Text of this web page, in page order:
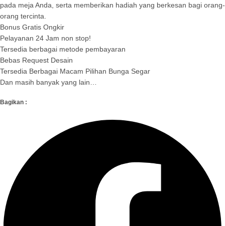
pada meja Anda, serta memberikan hadiah yang berkesan bagi orang-
orang tercinta.
Bonus Gratis Ongkir
Pelayanan 24 Jam non stop!
Tersedia berbagai metode pembayaran
Bebas Request Desain
Tersedia Berbagai Macam Pilihan Bunga Segar
Dan masih banyak yang lain…
Bagikan :